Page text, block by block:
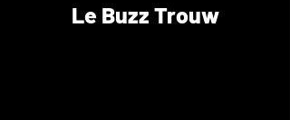
Le Buzz Trouw